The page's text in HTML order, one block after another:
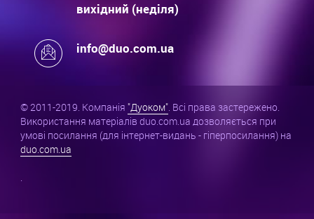
вихідний (неділя)
info@duo.com.ua
© 2011-2019. Компанія "Дуоком". Всі права застережено.
Використання матеріалів duo.com.ua дозволяється при
умові посилання (для інтернет-видань - гіперпосилання) на
duo.com.ua
.